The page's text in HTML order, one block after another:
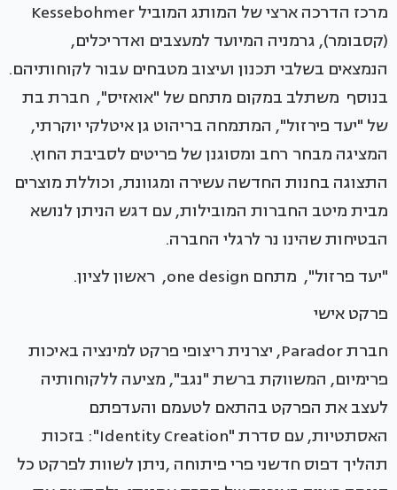
מרכז הדרכה ארצי של המותג המוביל Kessebohmer
(קסבומר), גרמניה המיועד למעצבים ואדריכלים,
הנמצאים בשלבי תכנון ועיצוב מטבחים עבור לקוחותיהם.
בנוסף משתלב במקום מתחם של "אואזיס", חברת בת
של "יעד פירזול", המתמחה בריהוט גן איטלקי יוקרתי,
המציגה מבחר רחב ומסוגנן של פריטים לסביבת החוץ.
התצוגה בחנות החדשה עשירה ומגוונת, וכוללת מוצרים
מבית מיטב החברות המובילות, עם דגש הניתן לנושא
הבטיחות שהינו נר לרגלי החברה.
"יעד פרזול", מתחם one design, ראשון לציון.
פרקט אישי
חברת Parador, יצרנית ריצופי פרקט למינציה באיכות
פרימיום, המשווקת ברשת "נגב", מציעה ללקוחותיה
לעצב את הפרקט בהתאם לטעמם והעדפתם
האסתטיות, עם סדרת "Identity Creation": בזכות
תהליך דפוס חדשני פרי פיתוחה ,ניתן לשוות לפרקט כל